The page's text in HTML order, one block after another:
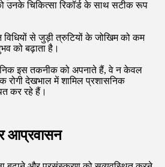
करें।
उपभोक्ता पासवर्ड या कार्ड की